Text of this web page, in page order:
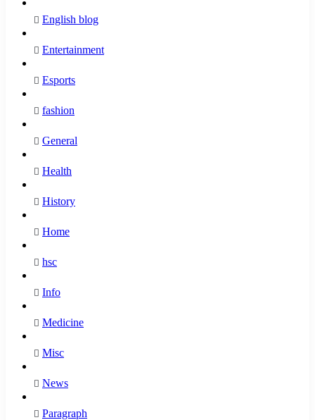
English blog
Entertainment
Esports
fashion
General
Health
History
Home
hsc
Info
Medicine
Misc
News
Paragraph